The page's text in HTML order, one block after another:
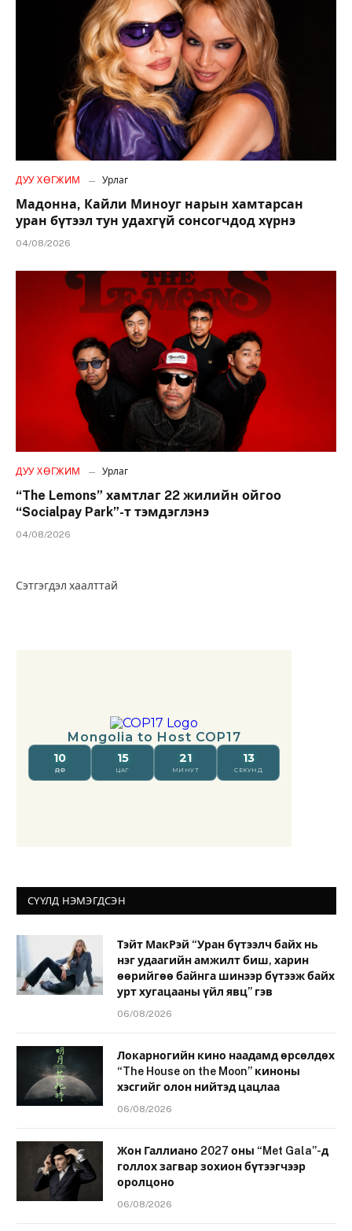
ДУУ ХӨГЖИМ Урлаг
Мадонна, Кайли Миноуг нарын хамтарсан
уран бүтээл тун удахгүй сонсогчдод хүрнэ
04/08/2026
ДУУ ХӨГЖИМ Урлаг
“The Lemons” хамтлаг 22 жилийн ойгоо
“Socialpay Park”-т тэмдэглэнэ
04/08/2026
Сэтгэгдэл хаалттай
СҮҮЛД НЭМЭГДСЭН
Тэйт МакРэй “Уран бүтээлч байх нь
нэг удаагийн амжилт биш, харин
өөрийгөө байнга шинээр бүтээж байх
урт хугацааны үйл явц” гэв
06/08/2026
Локарногийн кино наадамд өрсөлдөх
“The House on the Moon” киноны
хэсгийг олон нийтэд цацлаа
06/08/2026
Жон Галлиано 2027 оны “Met Gala”-д
голлох загвар зохион бүтээгчээр
оролцоно
06/08/2026